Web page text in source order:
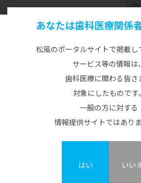
お知らせ
重要なお知らせ
S-WAVEプリント UltraCraft A2D HD<3D
S-WAVEプリント UltraCraft AirCure<3Dプ
あなたは歯科医療関係
松風のポータルサイトで掲載し
サービス等の情報は、
歯科医療に関わる皆さ
対象にしたものです。
一般の方に対する
情報提供サイトではありま
はい いいえ